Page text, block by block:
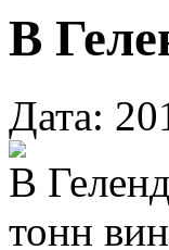
В
Дата:
В
тонн